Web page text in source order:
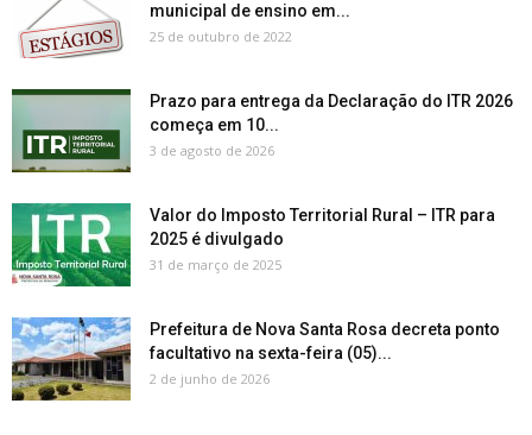
municipal de ensino em...
25 de outubro de 2022
Prazo para entrega da Declaração do ITR 2026
começa em 10...
3 de agosto de 2026
Valor do Imposto Territorial Rural – ITR para
2025 é divulgado
31 de março de 2025
Prefeitura de Nova Santa Rosa decreta ponto
facultativo na sexta-feira (05)...
2 de junho de 2026